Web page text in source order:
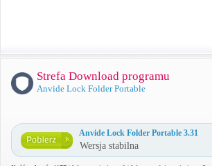
Strefa Download programu
Anvide Lock Folder Portable
Anvide Lock Folder Portable 3.31
Wersja stabilna